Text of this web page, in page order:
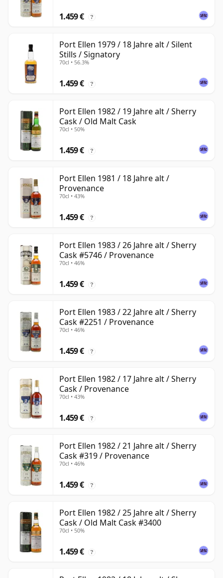
1.459 € ?
Port Ellen 1979 / 18 Jahre alt / Silent
Stills / Signatory
70cl • 56.3%
1.459 € ?
Port Ellen 1982 / 19 Jahre alt / Sherry
Cask / Old Malt Cask
70cl • 50%
1.459 € ?
Port Ellen 1981 / 18 Jahre alt /
Provenance
70cl • 43%
1.459 € ?
Port Ellen 1983 / 26 Jahre alt / Sherry
Cask #5746 / Provenance
70cl • 46%
1.459 € ?
Port Ellen 1983 / 22 Jahre alt / Sherry
Cask #2251 / Provenance
70cl • 46%
1.459 € ?
Port Ellen 1982 / 17 Jahre alt / Sherry
Cask / Provenance
70cl • 43%
1.459 € ?
Port Ellen 1982 / 21 Jahre alt / Sherry
Cask #319 / Provenance
70cl • 46%
1.459 € ?
Port Ellen 1982 / 25 Jahre alt / Sherry
Cask / Old Malt Cask #3400
70cl • 50%
1.459 € ?